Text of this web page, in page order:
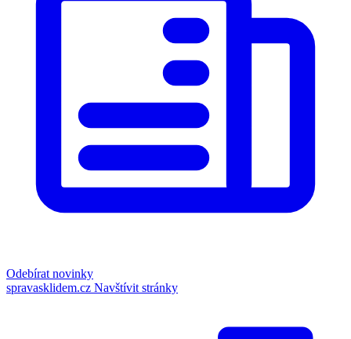
Odebírat novinky
spravasklidem.cz Navštívit stránky